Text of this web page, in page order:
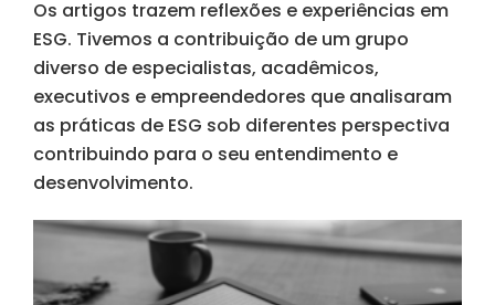
Os artigos trazem reflexões e experiências em
ESG. Tivemos a contribuição de um grupo
diverso de especialistas, acadêmicos,
executivos e empreendedores que analisaram
as práticas de ESG sob diferentes perspectiva
contribuindo para o seu entendimento e
desenvolvimento.